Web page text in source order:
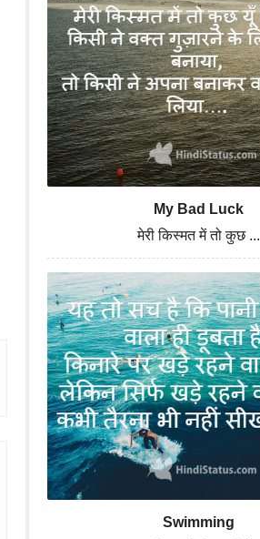
My Bad Luck
मेरी किस्मत में तो कुछ ...
Swimming